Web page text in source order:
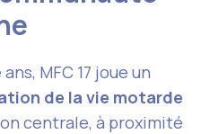
MFC 17 joue un
de la vie motarde
centrale, à proximité